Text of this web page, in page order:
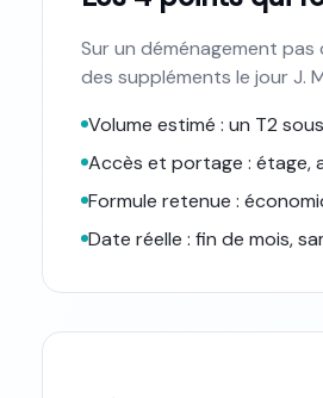
Sur un déménagement
des suppléments le jour J.
Volume estimé : un T2
Accès et portage : étage,
Formule retenue :
Date réelle : fin de mois,